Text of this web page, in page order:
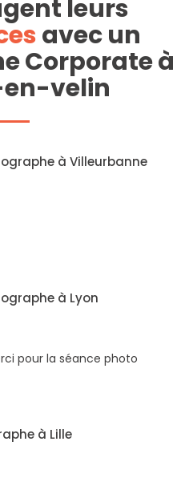
leurs
avec un
Corporate à
velin
à Villeurbanne
à Lyon
pour la séance photo
à Lille